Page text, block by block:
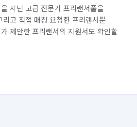
지닌 고급 전문가 프리랜서풀을
고 직접 매칭 요청한 프리랜서뿐
제안한 프리랜서의 지원서도 확인할